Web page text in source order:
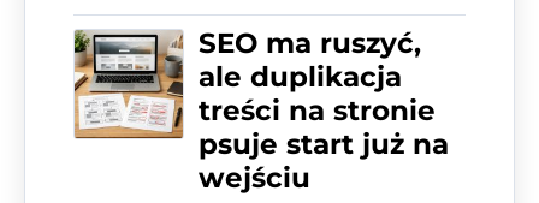
SEO ma ruszyć,
ale duplikacja
treści na stronie
psuje start już na
wejściu